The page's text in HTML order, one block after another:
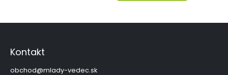
Z
Kontakt
obchod@mlady-vedec.sk